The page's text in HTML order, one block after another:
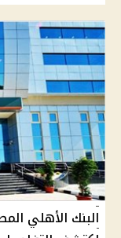
البنك الأهلي